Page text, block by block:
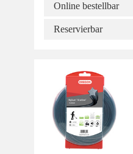
Online bestellbar
Reservierbar